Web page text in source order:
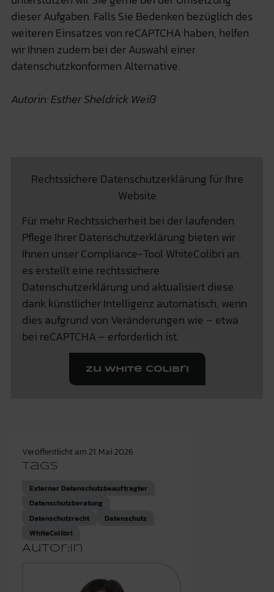
dieser Aufgaben. Falls Sie Bedenken bezüglich des
weiteren Einsatzes von reCAPTCHA haben, helfen
wir Ihnen zudem bei der Auswahl einer
datenschutzkonformen Alternative.
Autorin: Esther Sheldrick Weiß
Rechtssichere Datenschutzerklärung für Ihre
Website
Für mehr Rechtssicherheit bei der laufenden
Pflege Ihrer Datenschutzerklärung bieten wir
Ihnen unser Compliance-Tool WhiteColibri an:
es erstellt eine rechtssichere
Datenschutzerklärung und aktualisiert diese
dank künstlicher Intelligenz automatisch, wenn
dies aufgrund von Veränderungen wie – etwa
bei reCAPTCHA – erforderlich ist.
Zu White Colibri
Veröffentlicht am 21. Mai 2026
Tags
Externer Datenschutzbeauftragter
Datenschutzberatung
Datenschutzrecht
Datenschutz
WhiteColibri
Autor:in